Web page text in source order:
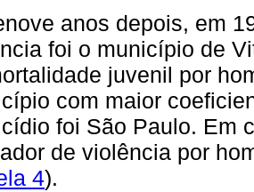
anos depois, em
foi o município de
juvenil por
com maior
foi São Paulo. Em
de violência por
4).